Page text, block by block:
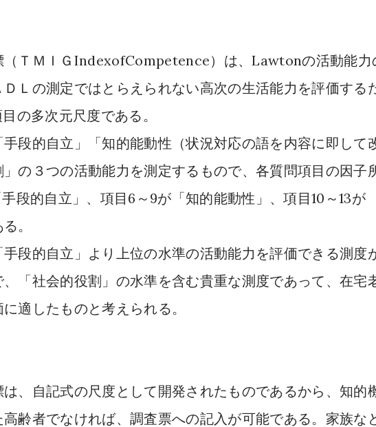
ＴＭＩＧ IndexofCompetence）は、Lawtonの活動能力
Ｌの測定ではとらえられない高次の生活能力を評価する
の多次元尺度である。
段的自立」「知的能動性（状況対応の語を内容に即して
の３つの活動能力を測定するもので、各質問項目の因子
段的自立」、項目 6 ～ 9が「知的能動性」、項目10 ～13が
。
手段的自立」より上位の水準の活動能力を評価できる測度
「社会的役割」の水準を含む貴重な測度であって、在宅
適したものと考えられる。
、自記式の尺度として開発されたものであるから、知的
齢者でなければ、調査票への記入が可能である。家族な